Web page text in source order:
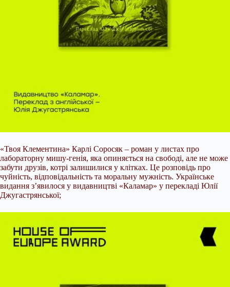
«Твоя Клементина» Карлі Соросяк – роман у листах про
лабораторну мишу-генія, яка опиняється на свободі, але не може
забути друзів, котрі залишилися у клітках. Це розповідь про
чуйність, відповідальність та моральну мужність. Українське
видання з’явилося у видавництві «Каламар» у перекладі Юлії
Джугастрянської;